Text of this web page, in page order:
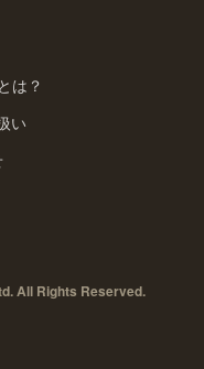
は？
い
All Rights Reserved.